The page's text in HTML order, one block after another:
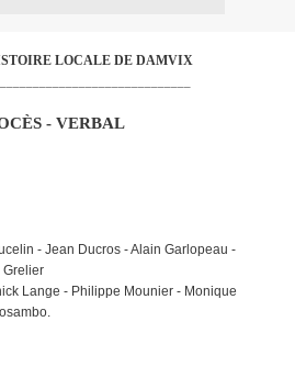
LOCALE DE DAMVIX
- VERBAL
- Jean Ducros - Alain Garlopeau -
Grelier
Lange - Philippe Mounier - Monique